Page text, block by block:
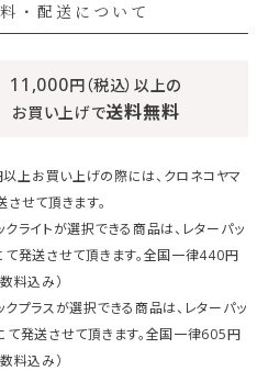
・配送について
11,000円（税込）以上の
お買い上げで送料無料
上お買い上げの際には、クロネコヤマ
させて頂きます。
クライトが選択できる商品は、レターパッ
て発送させて頂きます。全国一律440円
料込み）
クプラスが選択できる商品は、レターパッ
て発送させて頂きます。全国一律605円
料込み）